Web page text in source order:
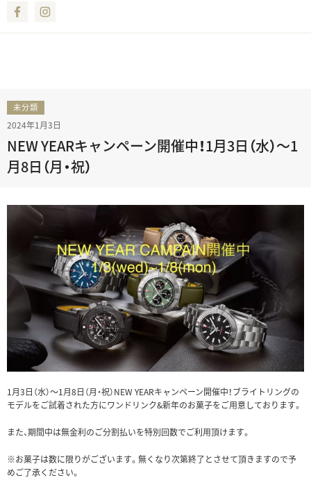
Facebook
未分類
2024年1月3日
NEW YEARキャンペーン開催中！1月3日（水）～1
月8日（月・祝）
1月3日（水）～1月8日（月・祝）NEW YEARキャンペーン開催中！ブライトリングの
モデルをご試着された方にワンドリンク&新年のお菓子をご用意しております。
また、期間中は無金利のご分割払いを特別回数でご利用頂けます。
※お菓子は数に限りがございます。無くなり次第終了とさせて頂きますので予
めご了承ください。